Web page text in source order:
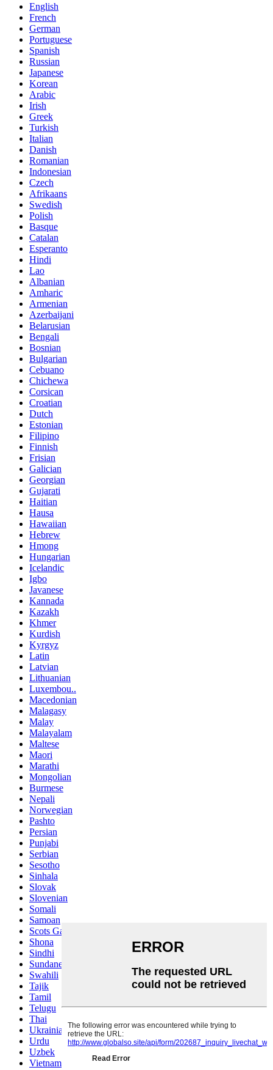
English
French
German
Portuguese
Spanish
Russian
Japanese
Korean
Arabic
Irish
Greek
Turkish
Italian
Danish
Romanian
Indonesian
Czech
Afrikaans
Swedish
Polish
Basque
Catalan
Esperanto
Hindi
Lao
Albanian
Amharic
Armenian
Azerbaijani
Belarusian
Bengali
Bosnian
Bulgarian
Cebuano
Chichewa
Corsican
Croatian
Dutch
Estonian
Filipino
Finnish
Frisian
Galician
Georgian
Gujarati
Haitian
Hausa
Hawaiian
Hebrew
Hmong
Hungarian
Icelandic
Igbo
Javanese
Kannada
Kazakh
Khmer
Kurdish
Kyrgyz
Latin
Latvian
Lithuanian
Luxembou..
Macedonian
Malagasy
Malay
Malayalam
Maltese
Maori
Marathi
Mongolian
Burmese
Nepali
Norwegian
Pashto
Persian
Punjabi
Serbian
Sesotho
Sinhala
Slovak
Slovenian
Somali
Samoan
Scots Gaelic
Shona
Sindhi
Sundanese
Swahili
Tajik
Tamil
Telugu
Thai
Ukrainian
Urdu
Uzbek
Vietnamese